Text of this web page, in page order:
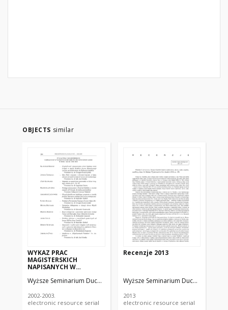
OBJECTS similar
WYKAZ PRAC
MAGISTERSKICH
NAPISANYCH W
DUCHOWNYM W ŁODZI
2001/2002
Wyższe Seminarium Duchowne w Łodzi
2002-2003.
electronic resource serial
Recenzje 2013
Wyższe Seminarium Duchowne w
2013
electronic resource serial